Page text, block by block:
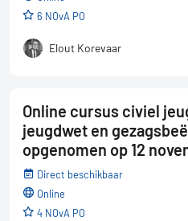
6 NOvA PO
Elout Korevaar
Online cursus civiel
jeugdwet en
opgenomen op 12
Direct beschikbaar
online
4 NOvA PO